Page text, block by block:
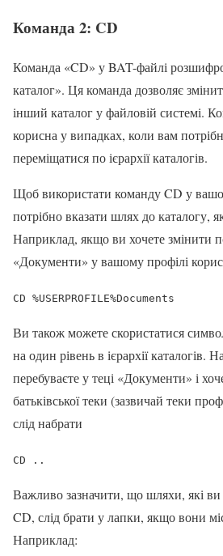
Команда 2: CD
Команда «CD» у BAT-файлі
каталог». Ця команда дозволяє
інший каталог у файловій системі.
корисна у випадках, коли вам
переміщатися по ієрархії каталогів.
Щоб використати команду CD у
потрібно вказати шлях до каталогу,
Наприклад, якщо ви хочете змінити
«Документи» у вашому профілі
CD %USERPROFILE%Documents
Ви також можете скористатися
на один рівень в ієрархії каталогів.
перебуваєте у теці «Документи» і
батьківської теки (зазвичай теки
слід набрати
CD ..
Важливо зазначити, що шляхи, які ви
CD, слід брати у лапки, якщо вони
Наприклад: